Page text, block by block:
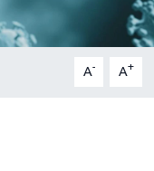
A- A+